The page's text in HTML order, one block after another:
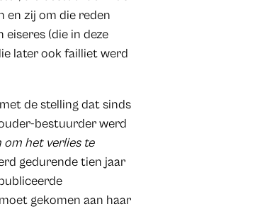
en zij om die reden
(die in deze
later ook failliet werd
de stelling dat sinds
bestuurder werd
om het verlies te
gedurende tien jaar
gekomen aan haar